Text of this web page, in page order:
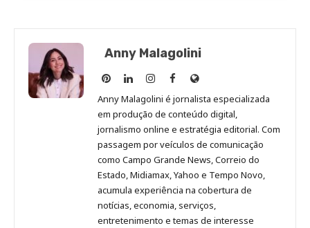
Anny Malagolini
Anny
Malagolini
no
Pinterest
Anny
Malagolini
no
LinkedIn
Anny
Malagolini
no
Instagram
Anny
Malagolini
no
Facebook
Site
de
Anny
Malagolini
Anny Malagolini é jornalista especializada
em produção de conteúdo digital,
jornalismo online e estratégia editorial. Com
passagem por veículos de comunicação
como Campo Grande News, Correio do
Estado, Midiamax, Yahoo e Tempo Novo,
acumula experiência na cobertura de
notícias, economia, serviços,
entretenimento e temas de interesse